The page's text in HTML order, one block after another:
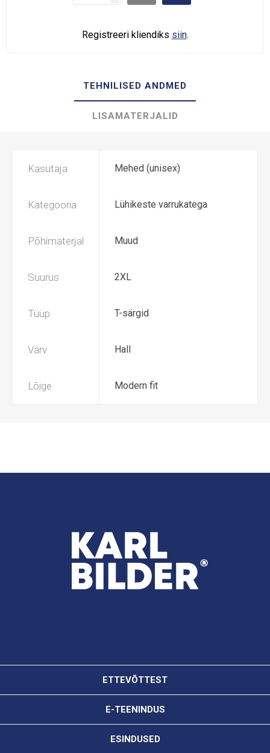
Registreeri kliendiks siin.
TEHNILISED ANDMED
LISAMATERJALID
Kasutaja Mehed (unisex)
Kategooria Lühikeste varrukatega
Põhimaterjal Muud
Suurus 2XL
Tüüp T-särgid
Värv Hall
Lõige Modern fit
ETTEVÕTTEST
E-TEENINDUS
ESINDUSED